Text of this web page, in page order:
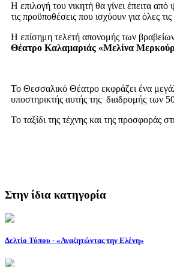
H επιλογή του νικητή θα γίνει έπειτα
τις προϋποθέσεις που ισχύουν για όλες
Η επίσημη τελετή απονομής των
Θέατρο Καλαμαριάς «Μελίνα
Το Θεσσαλικό Θέατρο εκφράζει ένα
υποστηρικτής αυτής της διαδρομής των
Το ταξίδι της τέχνης και της προσφοράς
Στην ίδια κατηγορία
Δελτίο Τύπου - «Αναζητώντας την Ελένη»